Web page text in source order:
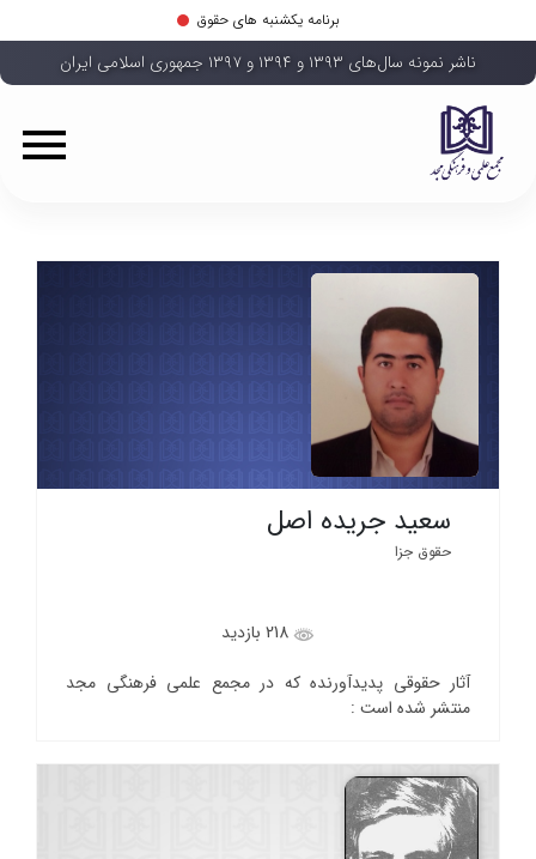
برنامه یکشنبه های حقوق
ناشر نمونه سال‌های ۱۳۹۳ و ۱۳۹۴ و ۱۳۹۷ جمهوری اسلامی ایران
سعید جریده اصل
حقوق جزا
آثار حقوقی پدیدآورنده که در مجمع علمی فرهنگی مجد
منتشر شده است :